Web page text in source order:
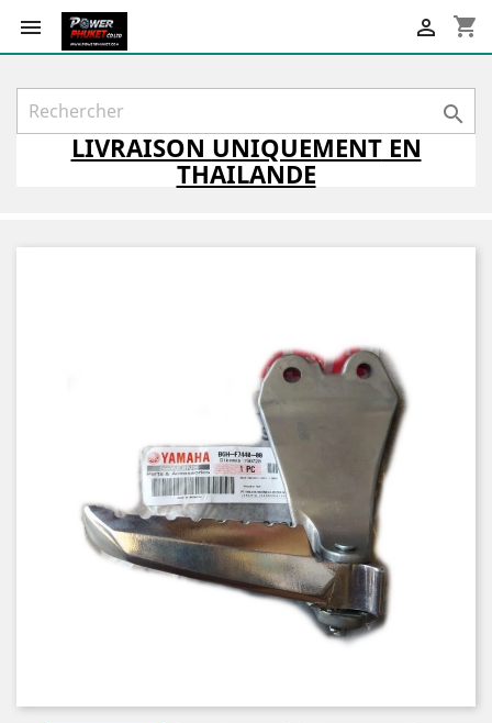
 shopping_cart


LIVRAISON UNIQUEMENTEN
THAILANDE